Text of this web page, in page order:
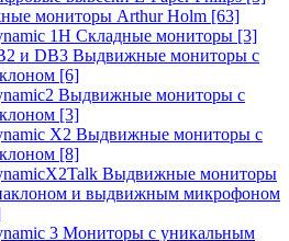
мониторы Arthur Holm [63]
1Н Складные мониторы [3]
и DB3 Выдвижные мониторы с
[6]
Выдвижные мониторы с
[3]
X2 Выдвижные мониторы с
[8]
Выдвижные мониторы
и выдвижным микрофоном
3 Мониторы с уникальным